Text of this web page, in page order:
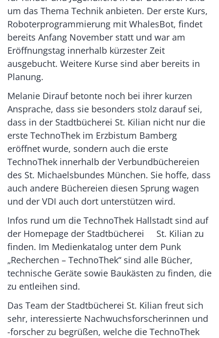
um das Thema Technik anbieten. Der erste Kurs,
Roboterprogrammierung mit WhalesBot, findet
bereits Anfang November statt und war am
Eröffnungstag innerhalb kürzester Zeit
ausgebucht. Weitere Kurse sind aber bereits in
Planung.
Melanie Dirauf betonte noch bei ihrer kurzen
Ansprache, dass sie besonders stolz darauf sei,
dass in der Stadtbücherei St. Kilian nicht nur die
erste TechnoThek im Erzbistum Bamberg
eröffnet wurde, sondern auch die erste
TechnoThek innerhalb der Verbundbüchereien
des St. Michaelsbundes München. Sie hoffe, dass
auch andere Büchereien diesen Sprung wagen
und der VDI auch dort unterstützen wird.
Infos rund um die TechnoThek Hallstadt sind auf
der Homepage der Stadtbücherei St. Kilian zu
finden. Im Medienkatalog unter dem Punk
„Recherchen – TechnoThek“ sind alle Bücher,
technische Geräte sowie Baukästen zu finden, die
zu entleihen sind.
Das Team der Stadtbücherei St. Kilian freut sich
sehr, interessierte Nachwuchsforscherinnen und
-forscher zu begrüßen, welche die TechnoThek